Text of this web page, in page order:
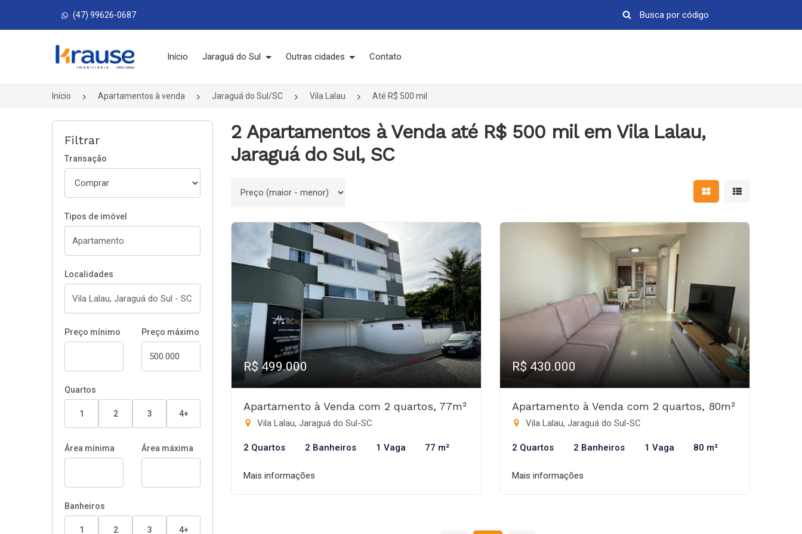
(47) 99626-0687
Página inicial
Início Jaraguá do Sul Outras cidades Contato
Início Apartamentos à venda Jaraguá do Sul/SC Vila Lalau Até R$ 500 mil
Filtrar
Transação
Tipos de imóvel
Localidades
Preço mínimo Preço máximo
Quartos
1 2 3 4+
Área mínima Área máxima
Banheiros
1 2 3 4+
2 Apartamentos à Venda até R$ 500 mil em Vila Lalau,
Jaraguá do Sul, SC
Ordenar por Mostrar resultados em
Mostrar
R$ 499.000
Apartamento à Venda com 2 quartos, 77m²
Vila Lalau, Jaraguá do Sul-SC
2 Quartos 2 Banheiros 1 Vaga 77 m²
Mais informações
R$ 430.000
Apartamento à Venda com 2 quartos, 80m²
Vila Lalau, Jaraguá do Sul-SC
2 Quartos 2 Banheiros 1 Vaga 80 m²
Mais informações